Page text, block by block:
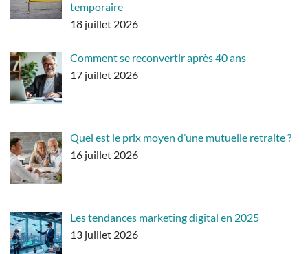
temporaire
18 juillet 2026
Comment se reconvertir après 40 ans
17 juillet 2026
Quel est le prix moyen d’une mutuelle retraite ?
16 juillet 2026
Les tendances marketing digital en 2025
13 juillet 2026